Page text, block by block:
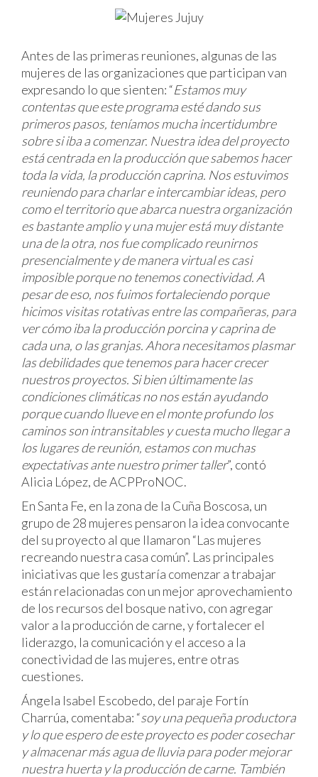
Antes de las primeras reuniones, algunas de las
mujeres de las organizaciones que participan van
expresando lo que sienten: “Estamos muy
contentas que este programa esté dando sus
primeros pasos, teníamos mucha incertidumbre
sobre si iba a comenzar. Nuestra idea del proyecto
está centrada en la producción que sabemos hacer
toda la vida, la producción caprina. Nos estuvimos
reuniendo para charlar e intercambiar ideas, pero
como el territorio que abarca nuestra organización
es bastante amplio y una mujer está muy distante
una de la otra, nos fue complicado reunirnos
presencialmente y de manera virtual es casi
imposible porque no tenemos conectividad. A
pesar de eso, nos fuimos fortaleciendo porque
hicimos visitas rotativas entre las compañeras, para
ver cómo iba la producción porcina y caprina de
cada una, o las granjas. Ahora necesitamos plasmar
las debilidades que tenemos para hacer crecer
nuestros proyectos. Si bien últimamente las
condiciones climáticas no nos están ayudando
porque cuando llueve en el monte profundo los
caminos son intransitables y cuesta mucho llegar a
los lugares de reunión, estamos con muchas
expectativas ante nuestro primer taller”, contó
Alicia López, de ACPProNOC.
En Santa Fe, en la zona de la Cuña Boscosa, un
grupo de 28 mujeres pensaron la idea convocante
del su proyecto al que llamaron “Las mujeres
recreando nuestra casa común”. Las principales
iniciativas que les gustaría comenzar a trabajar
están relacionadas con un mejor aprovechamiento
de los recursos del bosque nativo, con agregar
valor a la producción de carne, y fortalecer el
liderazgo, la comunicación y el acceso a la
conectividad de las mujeres, entre otras
cuestiones.
Ángela Isabel Escobedo, del paraje Fortín
Charrúa, comentaba: “soy una pequeña productora
y lo que espero de este proyecto es poder cosechar
y almacenar más agua de lluvia para poder mejorar
nuestra huerta y la producción de carne. También